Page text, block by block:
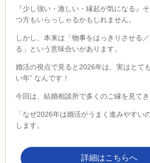
『少し強い・激しい・縁起が気になる』
つ方もいらっしゃるかもしれません。
しかし、本来は「物事をはっきりさせる
る」という意味合いがあります。
婚活の視点で見ると 2026年は、実はとても
い年” なんです！
今回は、結婚相談所で多くのご縁を見てき
「なぜ2026年は婚活がうまく進みやすいの
します。
詳細はこちらへ